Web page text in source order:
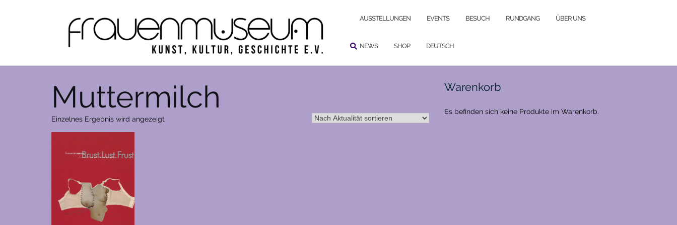
AUSSTELLUNGEN EVENTS BESUCH RUNDGANG ÜBER UNS
NEWS SHOP DEUTSCH
Muttermilch
Einzelnes Ergebnis wird angezeigt
Warenkorb
Es befinden sich keine Produkte im Warenkorb.